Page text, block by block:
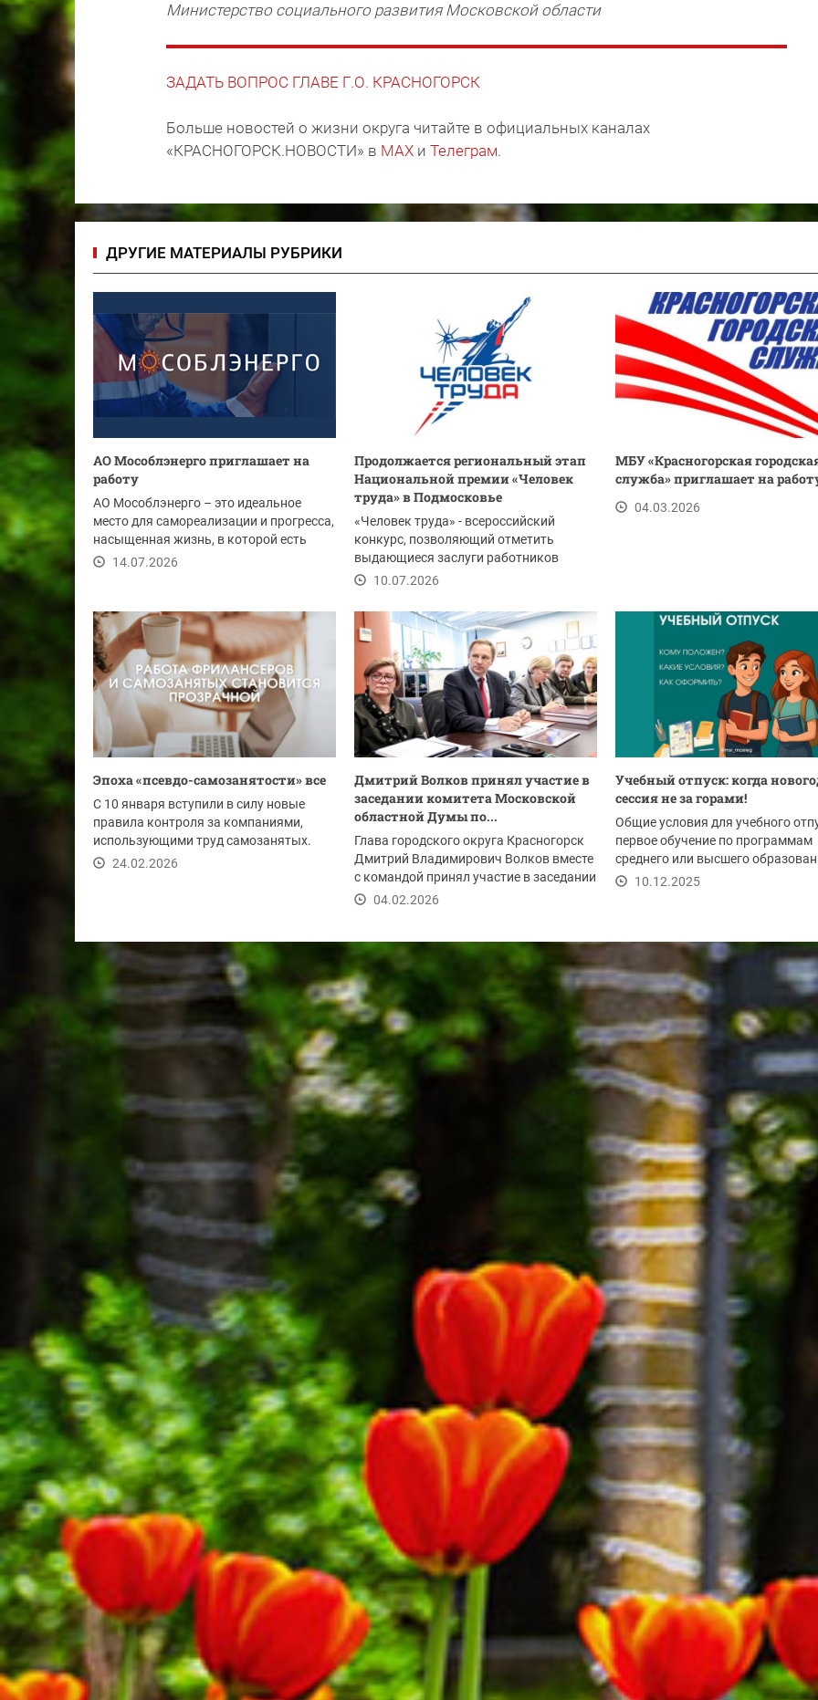
Министерство социального развития Московской области
ЗАДАТЬ ВОПРОС ГЛАВЕ Г.О. КРАСНОГОРСК
Больше новостей о жизни округа читайте в официальных каналах
«КРАСНОГОРСК.НОВОСТИ» в MAX и Телеграм.
ДРУГИЕ МАТЕРИАЛЫ РУБРИКИ
АО Мособлэнерго приглашает на
работу
АО Мособлэнерго – это идеальное
место для самореализации и прогресса,
насыщенная жизнь, в которой есть
место отдыху,...
14.07.2026
Продолжается региональный этап
Национальной премии «Человек
труда» в Подмосковье
«Человек труда» - всероссийский
конкурс, позволяющий отметить
выдающиеся заслуги работников
предприятий, наставников...
10.07.2026
МБУ «Красногорская
служба» приглашает на
04.03.2026
Эпоха «псевдо-самозанятости» все
С 10 января вступили в силу новые
правила контроля за компаниями,
использующими труд самозанятых.
Они напрямую...
24.02.2026
Дмитрий Волков принял участие в
заседании комитета Московской
областной Думы по...
Глава городского округа Красногорск
Дмитрий Владимирович Волков вместе
с командой принял участие в заседании
комитета...
04.02.2026
Учебный отпуск: когда
сессия не за горами!
Общие условия для учебного
первое обучение по программам
среднего или высшего
успешное...
10.12.2025